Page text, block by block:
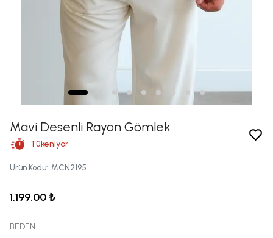
Mavi Desenli Rayon Gömlek
Tükeniyor
Ürün Kodu: MCN2195
1,199.00 ₺
BEDEN